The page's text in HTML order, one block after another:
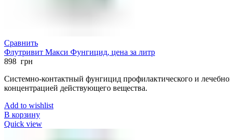
Сравнить
Флутривит Макси Фунгицид, цена за литр
898 грн
Системно-контактный фунгицид профилактического и
концентрацией действующего вещества.
Add to wishlist
В корзину
Quick view